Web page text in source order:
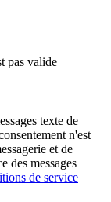
pas valide
texte de
n'est
et de
des messages
de service